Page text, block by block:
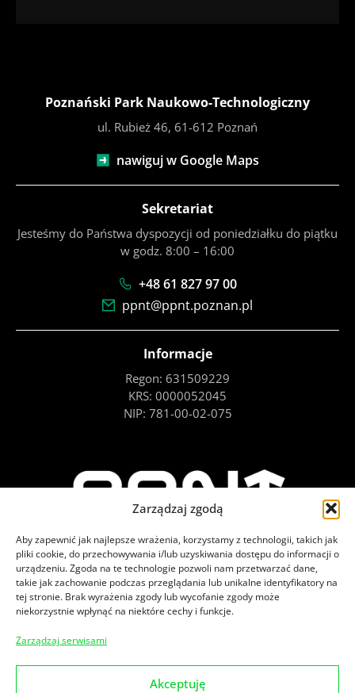
Zarządzaj zgodą
Aby zapewnić jak najlepsze wrażenia, korzystamy z technologii, takich jak
pliki cookie, do przechowywania i/lub uzyskiwania dostępu do informacji o
urządzeniu. Zgoda na te technologie pozwoli nam przetwarzać dane,
takie jak zachowanie podczas przeglądania lub unikalne identyfikatory na
tej stronie. Brak wyrażenia zgody lub wycofanie zgody może
niekorzystnie wpłynąć na niektóre cechy i funkcje.
Zarządzaj serwisami
Akceptuję
Poznański Park Naukowo-Technologiczny
ul. Rubież 46, 61-612 Poznań
nawiguj w Google Maps
Sekretariat
Jesteśmy do Państwa dyspozycji od poniedziałku do piątku
w godz. 8:00 – 16:00
+48 61 827 97 00
ppnt@ppnt.poznan.pl
Informacje
Regon: 631509229
KRS: 0000052045
NIP: 781-00-02-075
Zajrzyj na nasze social media